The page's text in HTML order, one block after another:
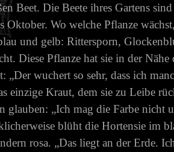
Beet. Die Beete ihres Gartens
Oktober. Wo welche Pflanze
und gelb: Rittersporn,
Diese Pflanze hat sie in der
„Der wuchert so sehr, dass ich
einzige Kraut, dem sie zu Leibe
glauben: „Ich mag die Farbe nicht
blüht die Hortensie im
rosa. „Das liegt an der Erde.